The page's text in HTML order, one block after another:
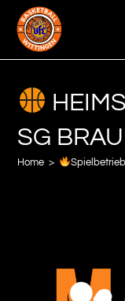
SG
Home > Spielbetrieb